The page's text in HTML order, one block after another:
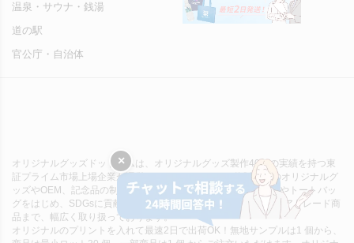
温泉・サウナ・銭湯
道の駅
官公庁・自治体
オリジナルグッズドットコムは、オリジナルグッズ製作40年の実績を持つ東
証プライム市場上場企業が運営するECサイトです。物販向けのオリジナルグ
ッズやOEM、記念品の制作をお考えの方に向けて、タンブラーやトートバッ
グをはじめ、SDGsに貢献できるオーガニック・再生素材・フェアトレード商
品まで、幅広く取り扱っております。
オリジナルのプリントを入れて最速2日で出荷OK！無地サンプルは1 個から、
×